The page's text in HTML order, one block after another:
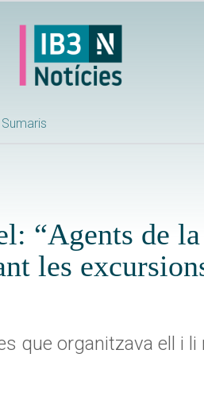
Sumaris
“Agents de
les
que organitzava ell i